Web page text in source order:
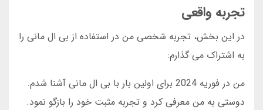
تجربه واقعی
در این بخش، تجربه شخصی من در استفاده از بی ال مانی را
به اشتراک می گذارم:
من در فوریه 2024 برای اولین بار با بی ال مانی آشنا شدم.
دوستی به من معرفی کرد و تجربه مثبت خود را بازگو نمود.